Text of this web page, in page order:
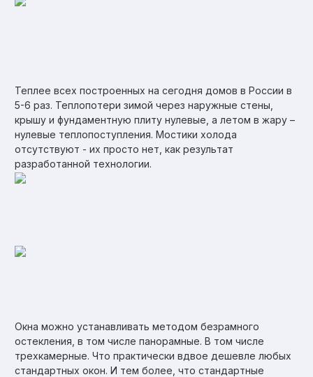
Теплее всех построенных на сегодня домов в России в
5-6 раз. Теплопотери зимой через наружные стены,
крышу и фундаментную плиту нулевые, а летом в жару –
нулевые теплопоступления. Мостики холода
отсутствуют - их просто нет, как результат
разработанной технологии.
Окна можно устанавливать методом безрамного
остекления, в том числе панорамные. В том числе
трехкамерные. Что практически вдвое дешевле любых
стандартных окон. И тем более, что стандартные